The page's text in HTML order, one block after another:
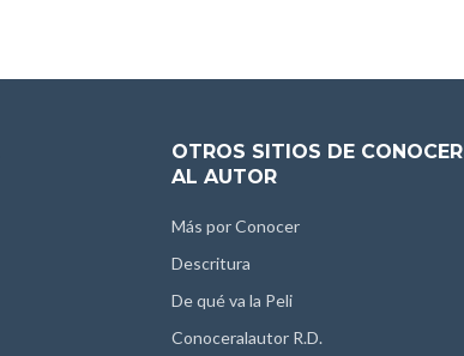
OTROS SITIOS DE CONOCER
AL AUTOR
Más por Conocer
Descritura
De qué va la Peli
Conoceralautor R.D.